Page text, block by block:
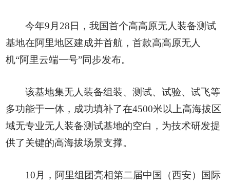
今年9月28日，我国首个高高原无人装备测试
基地在阿里地区建成并首航，首款高高原无人
机“阿里云端一号”同步发布。
该基地集无人装备组装、测试、试验、试飞等
多功能于一体，成功填补了在4500米以上高海拔区
域无专业无人装备测试基地的空白，为技术研发提
供了关键的高海拔场景支撑。
10月，阿里组团亮相第二届中国（西安）国际